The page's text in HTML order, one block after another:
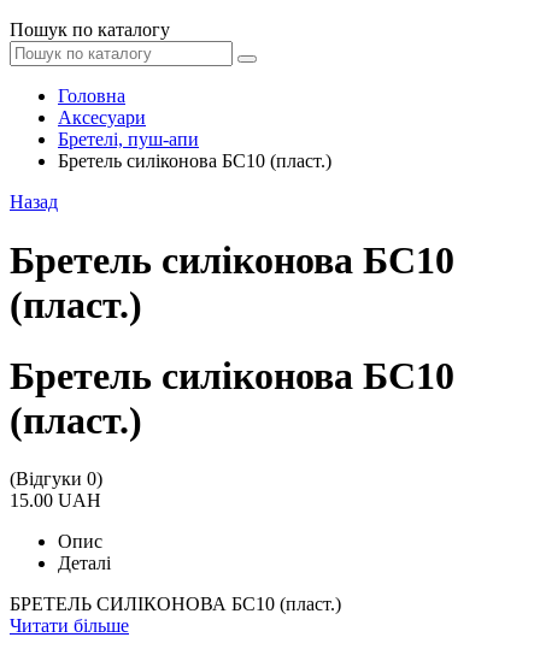
Пошук по каталогу
Головна
Аксесуари
Бретелі, пуш-апи
Бретель силіконова БС10 (пласт.)
Назад
Бретель силіконова БС10
(пласт.)
Бретель силіконова БС10
(пласт.)
(Відгуки 0)
15.00 UAH
Опис
Деталі
БРЕТЕЛЬ СИЛІКОНОВА БС10 (пласт.)
Читати більше